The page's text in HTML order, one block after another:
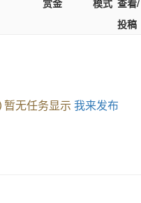
投稿
暂无任务显示 我来发布